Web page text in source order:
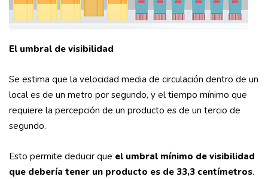
El umbral de visibilidad
Se estima que la velocidad media de circulación dentro de un
local es de un metro por segundo, y el tiempo mínimo que
requiere la percepción de un producto es de un tercio de
segundo.
Esto permite deducir que el umbral mínimo de visibilidad
que debería tener un producto es de 33,3 centímetros.